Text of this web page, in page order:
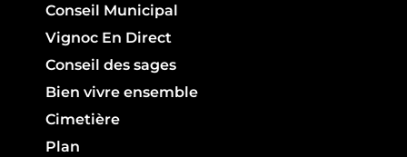
Conseil Municipal
Vignoc En Direct
Conseil des sages
Bien vivre ensemble
Cimetière
Plan